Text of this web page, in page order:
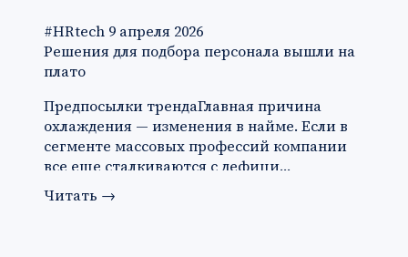
#HRtech 9 апреля 2026
Решения для подбора персонала вышли на
плато
Предпосылки трендаГлавная причина
охлаждения — изменения в найме. Если в
сегменте массовых профессий компании
все еще сталкиваются с дефици…
Читать →